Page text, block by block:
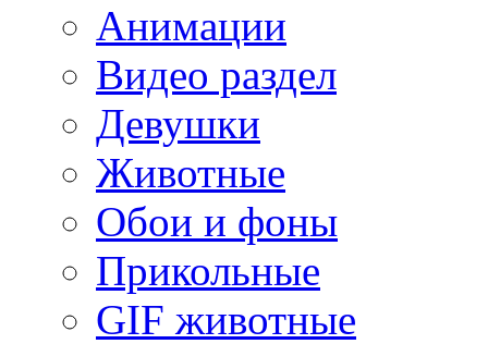
Анимации
Видео раздел
Девушки
Животные
Обои и фоны
Прикольные
GIF животные